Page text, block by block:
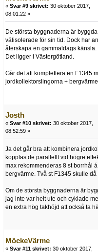
« Svar #9 skrivet: 30 oktober 2017,
08:01:22 »
De största byggnaderna är
välisolerade för sin tid. Dock har
återskapa en gammaldags känsla.
Det ligger i Västergötland.
Går det att komplettera en F1345
jordkollektorslingorna +
Josth
« Svar #10 skrivet: 30 oktober 2017,
08:52:59 »
Ja det går bra att kombinera
kopplas de parallellt vid högre
max rekommenderas 8 st borrhål
bergvärme. Två st F1345 skulle
Om de största byggnaderna är
jag inte var helt ute och cyklade
en extra hög takhöjd att också ta
MöckeVärme
« Svar #11 skrivet: 30 oktober 2017,